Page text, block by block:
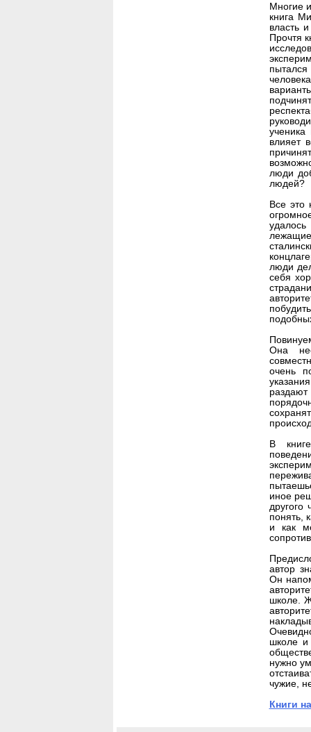
Многие
книга
власть
Прочтя
влияет
люди
людей?
Все это
люди
себя
Она
очень
В
иное
другого
понять,
и как
автор
Он
школе.
школе
нужно
чужие,
Книги